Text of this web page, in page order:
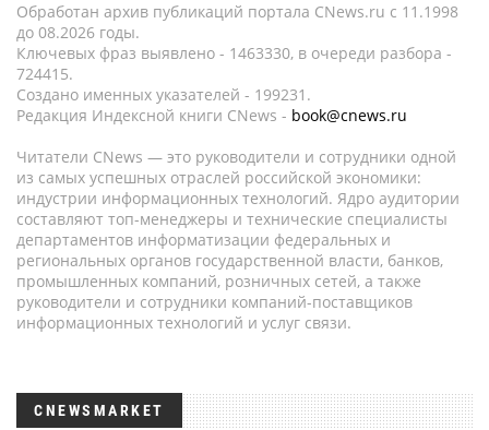
Обработан архив публикаций портала CNews.ru c 11.1998
до 08.2026 годы.
Ключевых фраз выявлено - 1463330, в очереди разбора -
724415.
Создано именных указателей - 199231.
Редакция Индексной книги CNews - book@cnews.ru
Читатели CNews — это руководители и сотрудники одной
из самых успешных отраслей российской экономики:
индустрии информационных технологий. Ядро аудитории
составляют топ-менеджеры и технические специалисты
департаментов информатизации федеральных и
региональных органов государственной власти, банков,
промышленных компаний, розничных сетей, а также
руководители и сотрудники компаний-поставщиков
информационных технологий и услуг связи.
CNEWSMARKET